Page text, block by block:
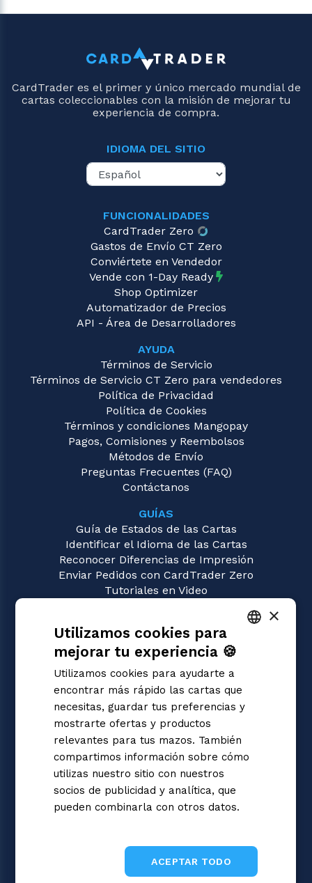
CardTrader es el primer y único mercado mundial de
cartas coleccionables con la misión de mejorar tu
experiencia de compra.
IDIOMA DEL SITIO
FUNCIONALIDADES
CardTrader Zero
Gastos de Envío CT Zero
Conviértete en Vendedor
Vende con 1-Day Ready
Shop Optimizer
Automatizador de Precios
API - Área de Desarrolladores
AYUDA
Términos de Servicio
Términos de Servicio CT Zero para vendedores
Política de Privacidad
Política de Cookies
Términos y condiciones Mangopay
Pagos, Comisiones y Reembolsos
Métodos de Envío
Preguntas Frecuentes (FAQ)
Contáctanos
GUÍAS
Guía de Estados de las Cartas
Identificar el Idioma de las Cartas
Reconocer Diferencias de Impresión
Enviar Pedidos con CardTrader Zero
Tutoriales en Video
Pokémon
Magic: the Gathering
Yu-Gi-Oh!
Flesh and Blood
Digimon
One Piece
Dragon Ball Super
Cardfight!! Vanguard
Disney Lorcana
Star Wars Unlimited
Union Arena
Riftbound | League of Legends
ITALIAN
×
Utilizamos cookies para
mejorar tu experiencia 🍪
Utilizamos cookies para ayudarte a
encontrar más rápido las cartas que
necesitas, guardar tus preferencias y
mostrarte ofertas y productos
relevantes para tus mazos. También
compartimos información sobre cómo
utilizas nuestro sitio con nuestros
socios de publicidad y analítica, que
pueden combinarla con otros datos.
ACEPTAR TODO